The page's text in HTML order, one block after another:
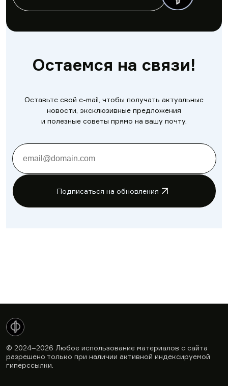
Остаемся на связи!
Оставьте свой e-mail, чтобы получать актуальные
новости, эксклюзивные предложения
и полезные советы прямо на вашу почту.
Подписаться на обновления
© 2024–2026 Любое использование материалов с сайта
разрешено только при наличии активной индексируемой
гиперссылки.